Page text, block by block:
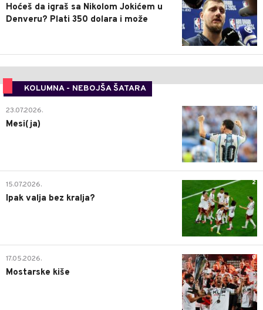
Hoćeš da igraš sa Nikolom Jokićem u
Denveru? Plati 350 dolara i može
KOLUMNA - NEBOJŠA ŠATARA
0
23.07.2026.
Mesi(ja)
2
15.07.2026.
Ipak valja bez kralja?
0
17.05.2026.
Mostarske kiše